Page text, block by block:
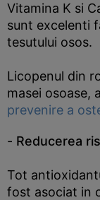
Vitamina K si
sunt excelenti
tesutului osos.
Licopenul din
masei osoase,
prevenire a
- Reducerea
Tot
fost asociat in